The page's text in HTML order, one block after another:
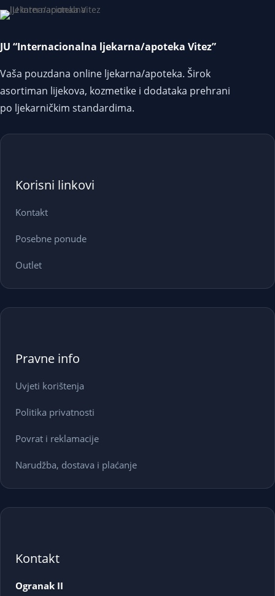
JU “Internacionalna ljekarna/apoteka Vitez”
Vaša pouzdana online ljekarna/apoteka. Širok
asortiman lijekova, kozmetike i dodataka prehrani
po ljekarničkim standardima.
Korisni linkovi
Kontakt
Posebne ponude
Outlet
Pravne info
Uvjeti korištenja
Politika privatnosti
Povrat i reklamacije
Narudžba, dostava i plaćanje
Kontakt
Ogranak II